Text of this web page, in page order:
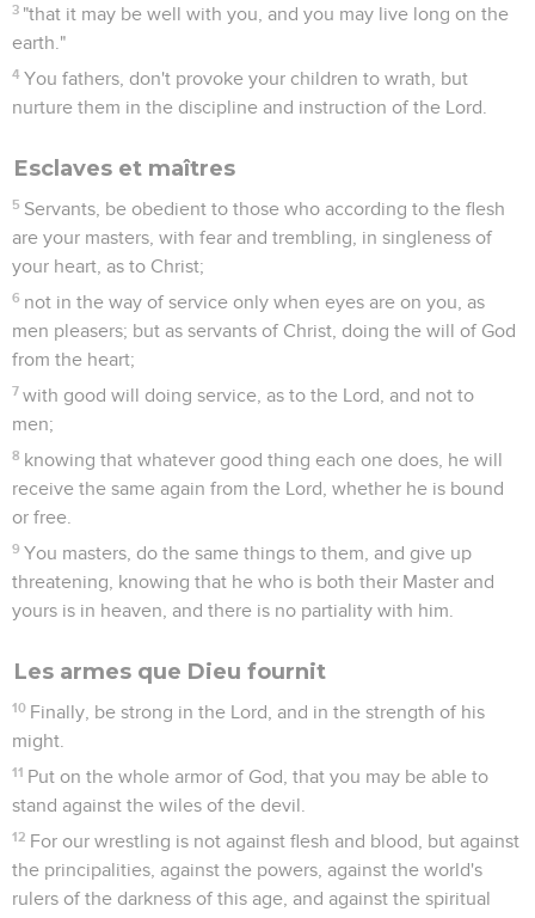
3 "that it may be well with you, and you may live long on the
earth."
4 You fathers, don't provoke your children to wrath, but
nurture them in the discipline and instruction of the Lord.
Esclaves et maîtres
5 Servants, be obedient to those who according to the flesh
are your masters, with fear and trembling, in singleness of
your heart, as to Christ;
6 not in the way of service only when eyes are on you, as
men pleasers; but as servants of Christ, doing the will of God
from the heart;
7 with good will doing service, as to the Lord, and not to
men;
8 knowing that whatever good thing each one does, he will
receive the same again from the Lord, whether he is bound
or free.
9 You masters, do the same things to them, and give up
threatening, knowing that he who is both their Master and
yours is in heaven, and there is no partiality with him.
Les armes que Dieu fournit
10 Finally, be strong in the Lord, and in the strength of his
might.
11 Put on the whole armor of God, that you may be able to
stand against the wiles of the devil.
12 For our wrestling is not against flesh and blood, but against
the principalities, against the powers, against the world's
rulers of the darkness of this age, and against the spiritual